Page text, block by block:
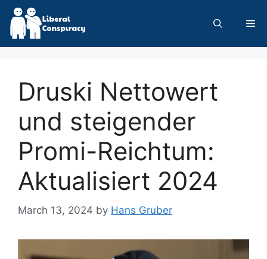
Skip
content
Druski Nettowert
und steigender
Promi-Reichtum:
Aktualisiert 2024
March 13, 2024 by Hans Gruber